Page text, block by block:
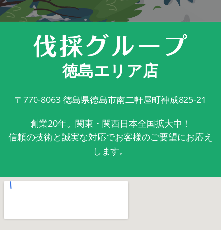
徳島エリア店
〒770-8063 徳島県徳島市南二軒屋町神成825-21
創業20年。関東・関西日本全国拡大中！
信頼の技術と誠実な対応でお客様のご要望にお応え
します。